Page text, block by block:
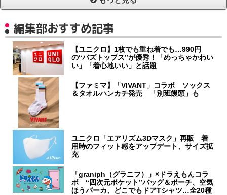
編集部おすすめ記事
【ユニクロ】1枚でも重ね着でも…990円
の“バズトップス”が優秀！「めっちゃかわい
い」「着心地いい」と話題
【ファミマ】「VIVANT」コラボ ソックス
＆タオルハンカチ発売 「別班饅頭」も
ユニクロ「エアリズム3Dマスク」再販 着
用時のフィット感をアップデート、サイズ拡
充
「graniph（グラニフ）」×ドラえもんコラ
ボ “四次元ポケット”バッグ＆ポーチ、空気
ほうパーカ、どこでもドアTシャツ…全20種